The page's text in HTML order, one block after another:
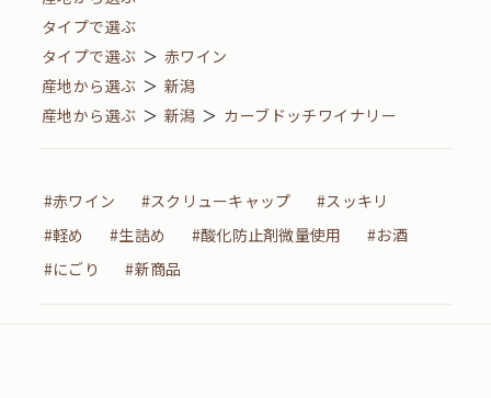
タイプで選ぶ
タイプで選ぶ ＞ 赤ワイン
産地から選ぶ ＞ 新潟
産地から選ぶ ＞ 新潟 ＞ カーブドッチワイナリー
#赤ワイン #スクリューキャップ
#スッキリ
#軽め
#生詰め #酸化防止剤微量使用
#お酒
#にごり
#新商品